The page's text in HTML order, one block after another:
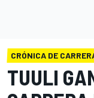
CRÓNICA DE
TUULI